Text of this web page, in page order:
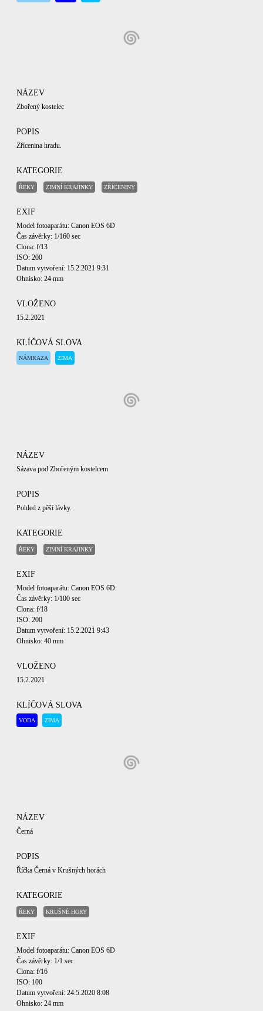
NÁZEV
Zbořený kostelec
POPIS
Zřícenina hradu.
KATEGORIE
ŘEKY ZIMNÍ KRAJINKY ZŘÍCENINY
EXIF
Model fotoaparátu: Canon EOS 6D
Čas závěrky: 1/160 sec
Clona: f/13
ISO: 200
Datum vytvoření: 15.2.2021 9:31
Ohnisko: 24 mm
VLOŽENO
15.2.2021
KLÍČOVÁ SLOVA
NÁMRAZA ZIMA
NÁZEV
Sázava pod Zbořeným kostelcem
POPIS
Pohled z pěší lávky.
KATEGORIE
ŘEKY ZIMNÍ KRAJINKY
EXIF
Model fotoaparátu: Canon EOS 6D
Čas závěrky: 1/100 sec
Clona: f/18
ISO: 200
Datum vytvoření: 15.2.2021 9:43
Ohnisko: 40 mm
VLOŽENO
15.2.2021
KLÍČOVÁ SLOVA
VODA ZIMA
NÁZEV
Černá
POPIS
Říčka Černá v Krušných horách
KATEGORIE
ŘEKY KRUŠNÉ HORY
EXIF
Model fotoaparátu: Canon EOS 6D
Čas závěrky: 1/1 sec
Clona: f/16
ISO: 100
Datum vytvoření: 24.5.2020 8:08
Ohnisko: 24 mm